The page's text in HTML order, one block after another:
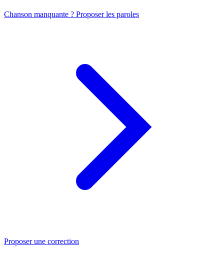
Chanson manquante ? Proposer les paroles
Proposer une correction